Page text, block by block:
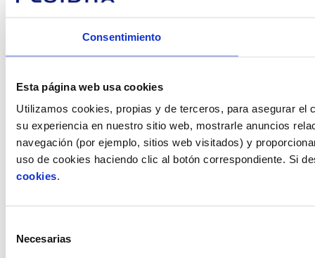
Consentimiento
Esta página web usa cookies
Utilizamos cookies, propias y de terceros, para asegurar
su experiencia en nuestro sitio web, mostrarle anuncios
navegación (por ejemplo, sitios web visitados) y
uso de cookies haciendo clic al botón correspondiente. Si
cookies.
Necesarias